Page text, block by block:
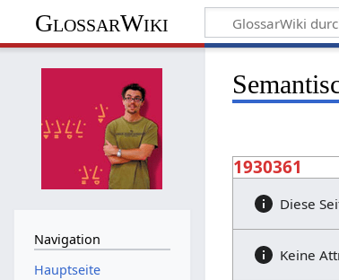
GlossarWiki
1930361
Diese
Keine
Navigation
Hauptseite